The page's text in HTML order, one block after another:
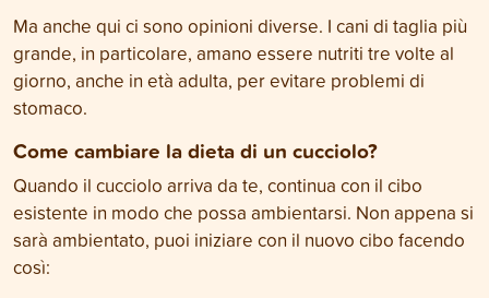
Ma anche qui ci sono opinioni diverse. I cani di taglia più
grande, in particolare, amano essere nutriti tre volte al
giorno, anche in età adulta, per evitare problemi di
stomaco.
Come cambiare la dieta di un cucciolo?
Quando il cucciolo arriva da te, continua con il cibo
esistente in modo che possa ambientarsi. Non appena si
sarà ambientato, puoi iniziare con il nuovo cibo facendo
così: